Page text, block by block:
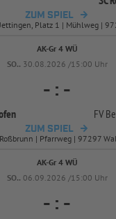
ZUM SPIEL
Platz 1 | Mühlweg |
AK-Gr 4 WÜ
SO.. 30.08.2026 /15:00 Uhr
- : -
FV
ZUM SPIEL
| Pfarrweg | 97297
AK-Gr 4 WÜ
SO.. 06.09.2026 /15:00 Uhr
- : -